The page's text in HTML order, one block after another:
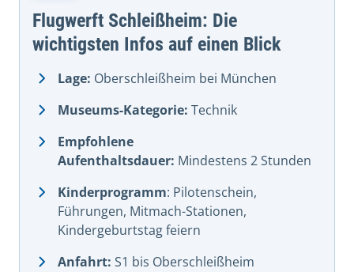
Flugwerft Schleißheim: Die
wichtigsten Infos auf einen Blick
Lage: Oberschleißheim bei München
Museums-Kategorie: Technik
Empfohlene
Aufenthaltsdauer: Mindestens 2 Stunden
Kinderprogramm: Pilotenschein,
Führungen, Mitmach-Stationen,
Kindergeburtstag feiern
Anfahrt: S1 bis Oberschleißheim